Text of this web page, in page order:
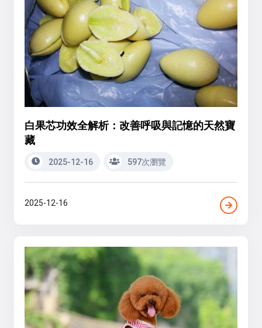
白果芯功效全解析：改善呼吸與記憶的天然寶
藏
2025-12-16 597次瀏覽
2025-12-16